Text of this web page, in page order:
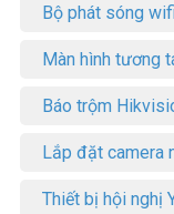
Bộ phát sóng
Màn hình tương
Báo trộm
Lắp đặt camera
Thiết bị hội nghị